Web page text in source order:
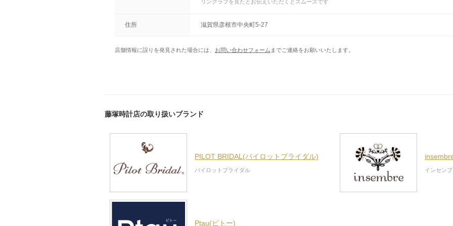
リングラフを見たとお伝えいただくとスムーズです
住所 滋賀県彦根市中央町5-27
店舗情報に誤りを発見された場合には、 お問い合わせフォーム までご連絡をお願いいたします。
藤塚時計店の取り扱いブランド
PILOT BRIDAL(パイロットブライダル)
パイロットブライダル インセンブ
Ptau(ピトー)